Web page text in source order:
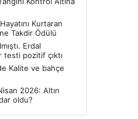
Kurtaran
Takdir Ödülü
Erdal
testi pozitif çıktı
Kalite ve bahçe
2026: Altın
oldu?